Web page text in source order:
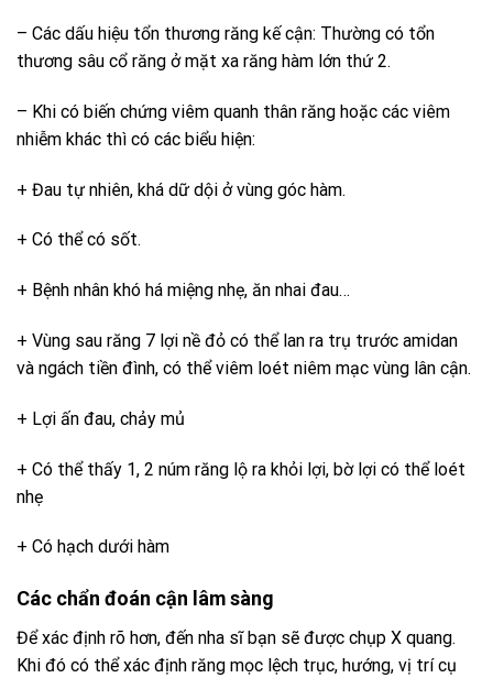
– Các dấu hiệu tổn thương răng kế cận: Thường có tổn
thương sâu cổ răng ở mặt xa răng hàm lớn thứ 2.
– Khi có biến chứng viêm quanh thân răng hoặc các viêm
nhiễm khác thì có các biểu hiện:
+ Đau tự nhiên, khá dữ dội ở vùng góc hàm.
+ Có thể có sốt.
+ Bệnh nhân khó há miệng nhẹ, ăn nhai đau…
+ Vùng sau răng 7 lợi nề đỏ có thể lan ra trụ trước amidan
và ngách tiền đình, có thể viêm loét niêm mạc vùng lân cận.
+ Lợi ấn đau, chảy mủ
+ Có thể thấy 1, 2 núm răng lộ ra khỏi lợi, bờ lợi có thể loét
nhẹ
+ Có hạch dưới hàm
Các chẩn đoán cận lâm sàng
Để xác định rõ hơn, đến nha sĩ bạn sẽ được chụp X quang.
Khi đó có thể xác định răng mọc lệch trục, hướng, vị trí cụ